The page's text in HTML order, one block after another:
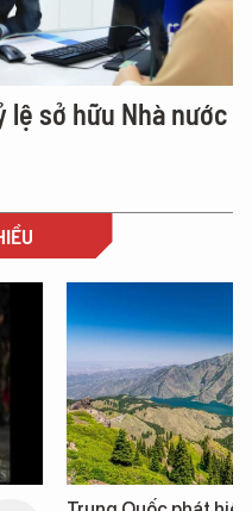
sở hữu Nhà nước